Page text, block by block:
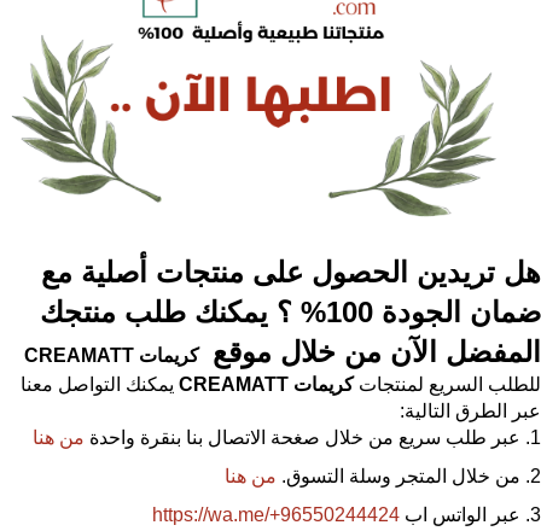
هل تريدين الحصول على منتجات أصلية مع
ضمان الجودة 100% ؟ يمكنك طلب منتجك
المفضل الآن من خلال موقع
كريمات CREAMATT
للطلب السريع لمنتجاتكريمات CREAMATT يمكنك التواصل معنا
عبر الطرق التالية:
عبر طلب سريع من خلال صغحة الاتصال بنا بنقرة واحدة من هنا
من خلال المتجر وسلة التسوق. من هنا
عبر الواتس اب https://wa.me/+96550244424